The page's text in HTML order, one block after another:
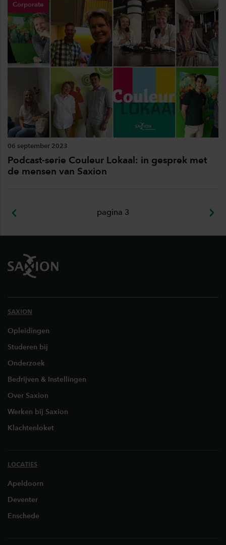
Corporate
06 september 2023
Podcast-serie Couleur Lokaal: in gesprek met
de mensen van Saxion
pagina 3
SAXION
Opleidingen
Studeren bij
Onderzoek
Bedrijven & Instellingen
Over Saxion
Werken bij Saxion
Klachtenloket
LOCATIES
Apeldoorn
Deventer
Enschede